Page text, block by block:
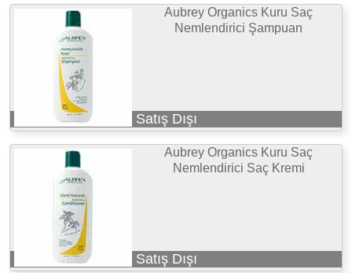
Aubrey Organics Kuru Saç
Nemlendirici Şampuan
Satış Dışı
Aubrey Organics Kuru Saç
Nemlendirici Saç Kremi
Satış Dışı